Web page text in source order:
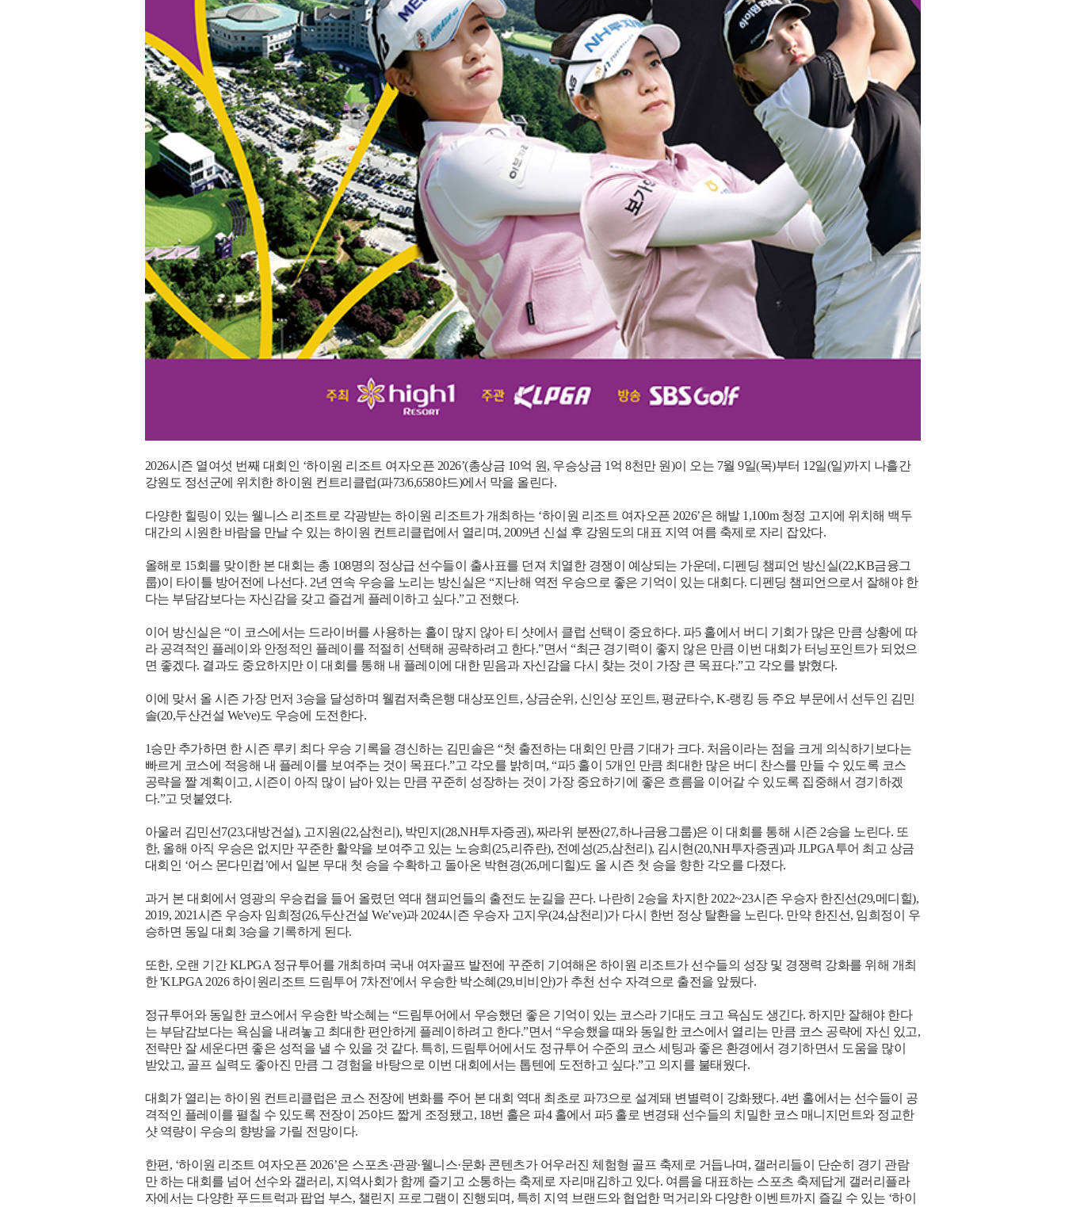
2026시즌 열여섯 번째 대회인 ‘하이원 리조트 여자오픈 2026’(총상금 10억 원, 우승상금 1억 8천만 원)이 오는 7월 9일(목)부터 12일(일)까지 나흘간
강원도 정선군에 위치한 하이원 컨트리클럽(파73/6,658야드)에서 막을 올린다.
다양한 힐링이 있는 웰니스 리조트로 각광받는 하이원 리조트가 개최하는 ‘하이원 리조트 여자오픈 2026’은 해발 1,100m 청정 고지에 위치해 백두
대간의 시원한 바람을 만날 수 있는 하이원 컨트리클럽에서 열리며, 2009년 신설 후 강원도의 대표 지역 여름 축제로 자리 잡았다.
올해로 15회를 맞이한 본 대회는 총 108명의 정상급 선수들이 출사표를 던져 치열한 경쟁이 예상되는 가운데, 디펜딩 챔피언 방신실(22,KB금융그
룹)이 타이틀 방어전에 나선다. 2년 연속 우승을 노리는 방신실은 “지난해 역전 우승으로 좋은 기억이 있는 대회다. 디펜딩 챔피언으로서 잘해야 한
다는 부담감보다는 자신감을 갖고 즐겁게 플레이하고 싶다.”고 전했다.
이어 방신실은 “이 코스에서는 드라이버를 사용하는 홀이 많지 않아 티 샷에서 클럽 선택이 중요하다. 파5 홀에서 버디 기회가 많은 만큼 상황에 따
라 공격적인 플레이와 안정적인 플레이를 적절히 선택해 공략하려고 한다.”면서 “최근 경기력이 좋지 않은 만큼 이번 대회가 터닝포인트가 되었으
면 좋겠다. 결과도 중요하지만 이 대회를 통해 내 플레이에 대한 믿음과 자신감을 다시 찾는 것이 가장 큰 목표다.”고 각오를 밝혔다.
이에 맞서 올 시즌 가장 먼저 3승을 달성하며 웰컴저축은행 대상포인트, 상금순위, 신인상 포인트, 평균타수, K-랭킹 등 주요 부문에서 선두인 김민
솔(20,두산건설 We've)도 우승에 도전한다.
1승만 추가하면 한 시즌 루키 최다 우승 기록을 경신하는 김민솔은 “첫 출전하는 대회인 만큼 기대가 크다. 처음이라는 점을 크게 의식하기보다는
빠르게 코스에 적응해 내 플레이를 보여주는 것이 목표다.”고 각오를 밝히며, “파5 홀이 5개인 만큼 최대한 많은 버디 찬스를 만들 수 있도록 코스
공략을 짤 계획이고, 시즌이 아직 많이 남아 있는 만큼 꾸준히 성장하는 것이 가장 중요하기에 좋은 흐름을 이어갈 수 있도록 집중해서 경기하겠
다.”고 덧붙였다.
아울러 김민선7(23,대방건설), 고지원(22,삼천리), 박민지(28,NH투자증권), 짜라위 분짠(27,하나금융그룹)은 이 대회를 통해 시즌 2승을 노린다. 또
한, 올해 아직 우승은 없지만 꾸준한 활약을 보여주고 있는 노승희(25,리쥬란), 전예성(25,삼천리), 김시현(20,NH투자증권)과 JLPGA투어 최고 상금
대회인 ‘어스 몬다민컵’에서 일본 무대 첫 승을 수확하고 돌아온 박현경(26,메디힐)도 올 시즌 첫 승을 향한 각오를 다졌다.
과거 본 대회에서 영광의 우승컵을 들어 올렸던 역대 챔피언들의 출전도 눈길을 끈다. 나란히 2승을 차지한 2022~23시즌 우승자 한진선(29,메디힐),
2019, 2021시즌 우승자 임희정(26,두산건설 We’ve)과 2024시즌 우승자 고지우(24,삼천리)가 다시 한번 정상 탈환을 노린다. 만약 한진선, 임희정이 우
승하면 동일 대회 3승을 기록하게 된다.
또한, 오랜 기간 KLPGA 정규투어를 개최하며 국내 여자골프 발전에 꾸준히 기여해온 하이원 리조트가 선수들의 성장 및 경쟁력 강화를 위해 개최
한 'KLPGA 2026 하이원리조트 드림투어 7차전'에서 우승한 박소혜(29,비비안)가 추천 선수 자격으로 출전을 앞뒀다.
정규투어와 동일한 코스에서 우승한 박소혜는 “드림투어에서 우승했던 좋은 기억이 있는 코스라 기대도 크고 욕심도 생긴다. 하지만 잘해야 한다
는 부담감보다는 욕심을 내려놓고 최대한 편안하게 플레이하려고 한다.”면서 “우승했을 때와 동일한 코스에서 열리는 만큼 코스 공략에 자신 있고,
전략만 잘 세운다면 좋은 성적을 낼 수 있을 것 같다. 특히, 드림투어에서도 정규투어 수준의 코스 세팅과 좋은 환경에서 경기하면서 도움을 많이
받았고, 골프 실력도 좋아진 만큼 그 경험을 바탕으로 이번 대회에서는 톱텐에 도전하고 싶다.”고 의지를 불태웠다.
대회가 열리는 하이원 컨트리클럽은 코스 전장에 변화를 주어 본 대회 역대 최초로 파73으로 설계돼 변별력이 강화됐다. 4번 홀에서는 선수들이 공
격적인 플레이를 펼칠 수 있도록 전장이 25야드 짧게 조정됐고, 18번 홀은 파4 홀에서 파5 홀로 변경돼 선수들의 치밀한 코스 매니지먼트와 정교한
샷 역량이 우승의 향방을 가릴 전망이다.
한편, ‘하이원 리조트 여자오픈 2026’은 스포츠·관광·웰니스·문화 콘텐츠가 어우러진 체험형 골프 축제로 거듭나며, 갤러리들이 단순히 경기 관람
만 하는 대회를 넘어 선수와 갤러리, 지역사회가 함께 즐기고 소통하는 축제로 자리매김하고 있다. 여름을 대표하는 스포츠 축제답게 갤러리플라
자에서는 다양한 푸드트럭과 팝업 부스, 챌린지 프로그램이 진행되며, 특히 지역 브랜드와 협업한 먹거리와 다양한 이벤트까지 즐길 수 있는 ‘하이